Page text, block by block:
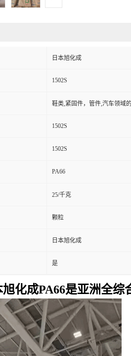
日本旭化成
1502S
鞋类,紧固件，管件,汽车领域
1502S
1502S
PA66
25/千克
颗粒
日本旭化成
是
化成PA66是亚洲全